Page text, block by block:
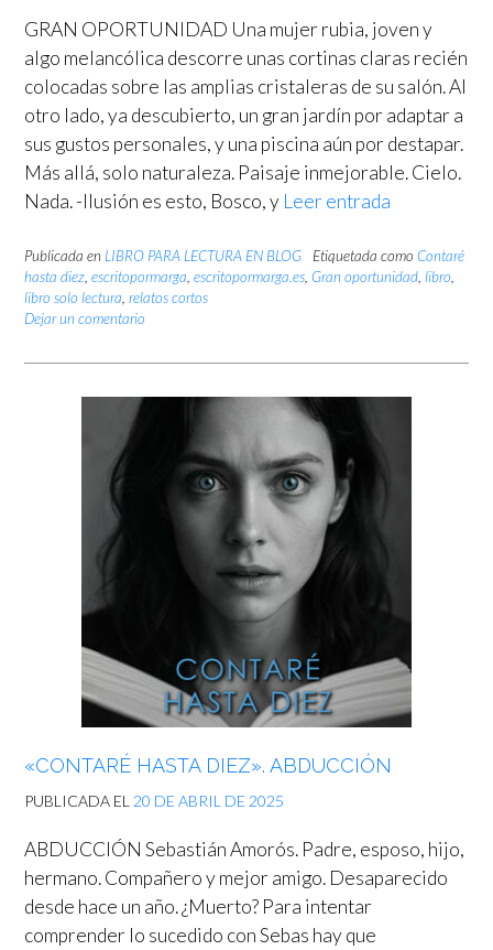
GRAN OPORTUNIDAD Una mujer rubia, joven y
algo melancólica descorre unas cortinas claras recién
colocadas sobre las amplias cristaleras de su salón. Al
otro lado, ya descubierto, un gran jardín por adaptar a
sus gustos personales, y una piscina aún por destapar.
Más allá, solo naturaleza. Paisaje inmejorable. Cielo.
Nada. -Ilusión es esto, Bosco, y Leer entrada
Publicada en LIBRO PARA LECTURA EN BLOG Etiquetada como Contaré
hasta diez escritopormarga escritopormarga.es Gran oportunidad libro
libro solo lectura relatos cortos
Dejar un comentario
«CONTARÉ HASTA DIEZ». ABDUCCIÓN
PUBLICADA EL 20 DE ABRIL DE 2025
ABDUCCIÓN Sebastián Amorós. Padre, esposo, hijo,
hermano. Compañero y mejor amigo. Desaparecido
desde hace un año. ¿Muerto? Para intentar
comprender lo sucedido con Sebas hay que